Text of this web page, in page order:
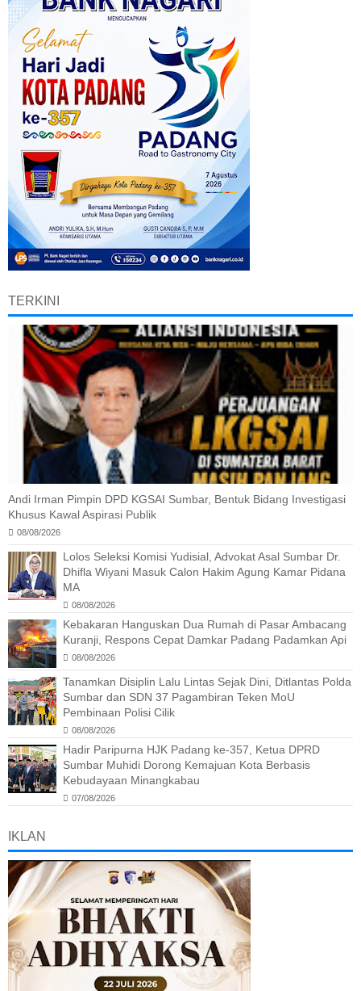
TERKINI
Andi Irman Pimpin DPD KGSAI Sumbar, Bentuk Bidang Investigasi
Khusus Kawal Aspirasi Publik
08/08/2026
Lolos Seleksi Komisi Yudisial, Advokat Asal Sumbar Dr.
Dhifla Wiyani Masuk Calon Hakim Agung Kamar Pidana
MA
08/08/2026
Kebakaran Hanguskan Dua Rumah di Pasar Ambacang
Kuranji, Respons Cepat Damkar Padang Padamkan Api
08/08/2026
Tanamkan Disiplin Lalu Lintas Sejak Dini, Ditlantas Polda
Sumbar dan SDN 37 Pagambiran Teken MoU
Pembinaan Polisi Cilik
08/08/2026
Hadir Paripurna HJK Padang ke-357, Ketua DPRD
Sumbar Muhidi Dorong Kemajuan Kota Berbasis
Kebudayaan Minangkabau
07/08/2026
IKLAN